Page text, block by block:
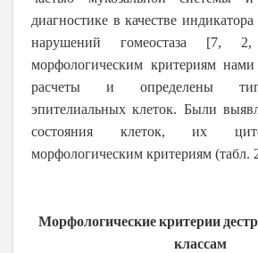
диагностике в качестве
нарушений гомеостаза
морфологическим критериям
расчеты и определены
эпителиальных клеток. Были
состояния клеток, их
морфологическим критериям (табл.
Морфологические критерии
классам